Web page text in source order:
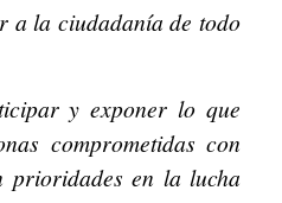
a la ciudadanía de todo
y exponer lo que
comprometidas con
prioridades en la lucha